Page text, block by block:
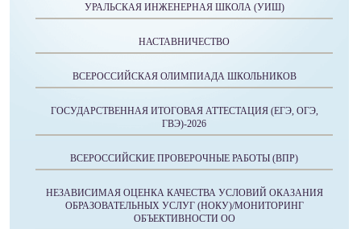
УРАЛЬСКАЯ ИНЖЕНЕРНАЯ ШКОЛА (УИШ)
НАСТАВНИЧЕСТВО
ВСЕРОССИЙСКАЯ ОЛИМПИАДА ШКОЛЬНИКОВ
ГОСУДАРСТВЕННАЯ ИТОГОВАЯ АТТЕСТАЦИЯ (ЕГЭ, ОГЭ,
ГВЭ)-2026
ВСЕРОССИЙСКИЕ ПРОВЕРОЧНЫЕ РАБОТЫ (ВПР)
НЕЗАВИСИМАЯ ОЦЕНКА КАЧЕСТВА УСЛОВИЙ ОКАЗАНИЯ
ОБРАЗОВАТЕЛЬНЫХ УСЛУГ (НОКУ)/МОНИТОРИНГ
ОБЪЕКТИВНОСТИ ОО